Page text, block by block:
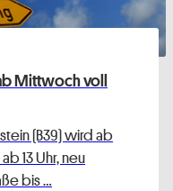
Mittwoch voll
(B39) wird ab
13 Uhr, neu
bis …